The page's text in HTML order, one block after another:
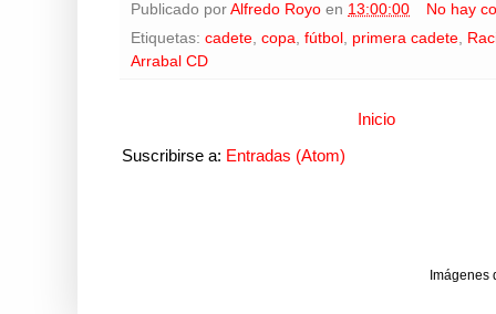
Publicado por Alfredo Royo en 13:00:00
No hay
Etiquetas: cadete, copa, fútbol , primera cadete,
Arrabal CD
Inicio
Suscribirse a: Entradas (Atom)
Imágenes